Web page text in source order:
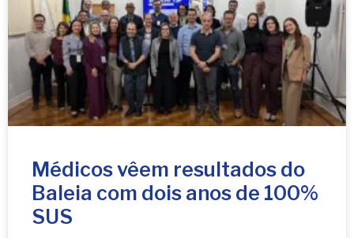
Médicos vêem resultados do
Baleia com dois anos de 100%
SUS